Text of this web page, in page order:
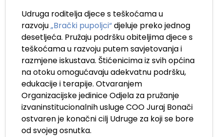
Udruga roditelja djece s teškoćama u
razvoju„Brački pupoljci“djeluje preko jednog
desetljeća. Pružaju podršku obiteljima djece s
teškoćama u razvoju putem savjetovanja i
razmjene iskustava. Štićenicima iz svih općina
na otoku omogućavaju adekvatnu podršku,
edukacije i terapije. Otvaranjem
Organizacijske jedinice Odjela za pružanje
izvaninstitucionalnih usluge COO Juraj Bonači
ostvaren je konačni cilj Udruge za koji se bore
od svojeg osnutka.